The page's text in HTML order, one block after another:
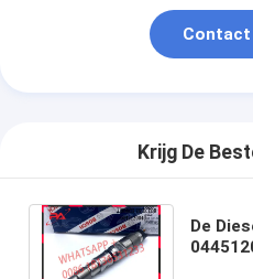
Contact
Krijg De
De